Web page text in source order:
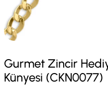
Gurmet Zincir
Künyesi (CKN0077)